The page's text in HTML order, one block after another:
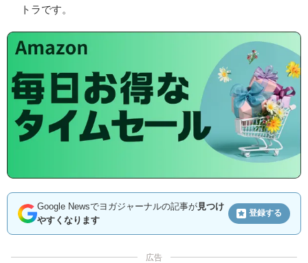
トラです。
Google Newsでヨガジャーナルの記事が見つけ
やすくなります
登録する
広告